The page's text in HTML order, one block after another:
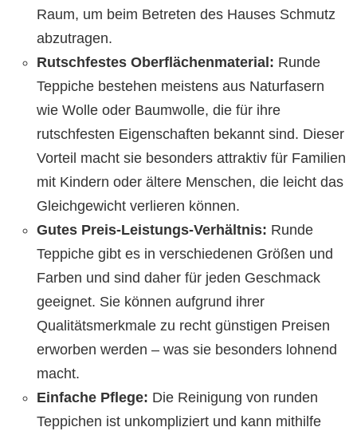
Raum, um beim Betreten des Hauses Schmutz
abzutragen.
Rutschfestes Oberflächenmaterial: Runde
Teppiche bestehen meistens aus Naturfasern
wie Wolle oder Baumwolle, die für ihre
rutschfesten Eigenschaften bekannt sind. Dieser
Vorteil macht sie besonders attraktiv für Familien
mit Kindern oder ältere Menschen, die leicht das
Gleichgewicht verlieren können.
Gutes Preis-Leistungs-Verhältnis: Runde
Teppiche gibt es in verschiedenen Größen und
Farben und sind daher für jeden Geschmack
geeignet. Sie können aufgrund ihrer
Qualitätsmerkmale zu recht günstigen Preisen
erworben werden – was sie besonders lohnend
macht.
Einfache Pflege: Die Reinigung von runden
Teppichen ist unkompliziert und kann mithilfe